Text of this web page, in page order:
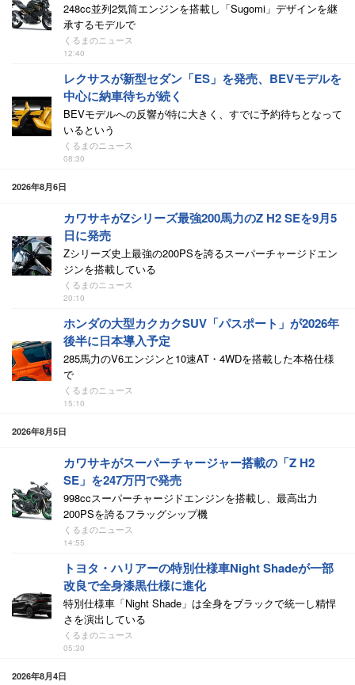
248cc並列2気筒エンジンを搭載し「Sugomi」デザインを継
承するモデルで
くるまのニュース
12:40
レクサスが新型セダン「ES」を発売、BEVモデルを
中心に納車待ちが続く
BEVモデルへの反響が特に大きく、すでに予約待ちとなって
いるという
くるまのニュース
08:30
2026年8月6日
カワサキがZシリーズ最強200馬力のZ H2 SEを9月5
日に発売
Zシリーズ史上最強の200PSを誇るスーパーチャージドエン
ジンを搭載している
くるまのニュース
20:10
ホンダの大型カクカクSUV「パスポート」が2026年
後半に日本導入予定
285馬力のV6エンジンと10速AT・4WDを搭載した本格仕様
で
くるまのニュース
15:10
2026年8月5日
カワサキがスーパーチャージャー搭載の「Z H2
SE」を247万円で発売
998ccスーパーチャージドエンジンを搭載し、最高出力
200PSを誇るフラッグシップ機
くるまのニュース
14:55
トヨタ・ハリアーの特別仕様車Night Shadeが一部
改良で全身漆黒仕様に進化
特別仕様車「Night Shade」は全身をブラックで統一し精悍
さを演出している
くるまのニュース
05:30
2026年8月4日